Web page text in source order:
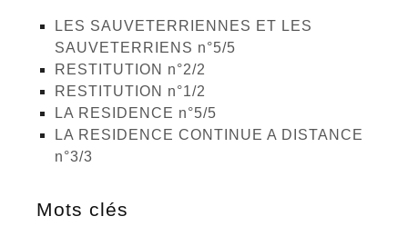
LES SAUVETERRIENNES ET LES
SAUVETERRIENS n°5/5
RESTITUTION n°2/2
RESTITUTION n°1/2
LA RESIDENCE n°5/5
LA RESIDENCE CONTINUE A DISTANCE
n°3/3
Mots clés